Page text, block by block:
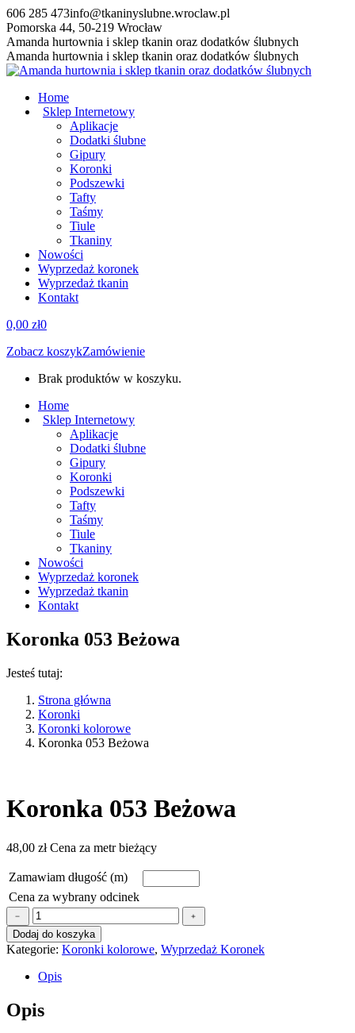
Przewiń
do
zawartości
606 285 473info@tkaninyslubne.wroclaw.pl
Pomorska 44, 50-219 Wrocław
Facebook
page
opens
new
window
Amanda hurtownia i sklep tkanin oraz dodatków ślubnych
Amanda hurtownia i sklep tkanin oraz dodatków ślubnych
Home
Sklep Internetowy
Aplikacje
Dodatki ślubne
Gipury
Koronki
Podszewki
Tafty
Taśmy
Tiule
Tkaniny
Nowości
Wyprzedaż koronek
Wyprzedaż tkanin
Kontakt
0,00 zł0
Zobacz koszykZamówienie
Brak produktów w koszyku.
Home
Sklep Internetowy
Aplikacje
Dodatki ślubne
Gipury
Koronki
Podszewki
Tafty
Taśmy
Tiule
Tkaniny
Nowości
Wyprzedaż koronek
Wyprzedaż tkanin
Kontakt
Koronka 053 Beżowa
Jesteś tutaj:
Strona główna
Koronki
Koronki kolorowe
Koronka 053 Beżowa
Koronka 053 Beżowa
48,00 złCena za metr bieżący
Zamawiam długość (m)
Cena za wybrany odcinek
ilość
Koronka
053
Beżowa
﹣
﹢
Dodaj do koszyka
Kategorie: Koronki kolorowe, Wyprzedaż Koronek
Opis
Opis